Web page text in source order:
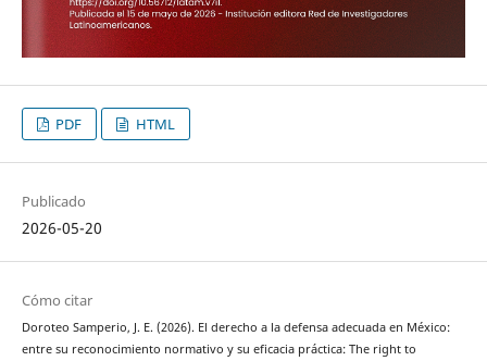
PDF HTML
Publicado
2026-05-20
Cómo citar
Doroteo Samperio, J. E. (2026). El derecho a la defensa adecuada en México:
entre su reconocimiento normativo y su eficacia práctica: The right to